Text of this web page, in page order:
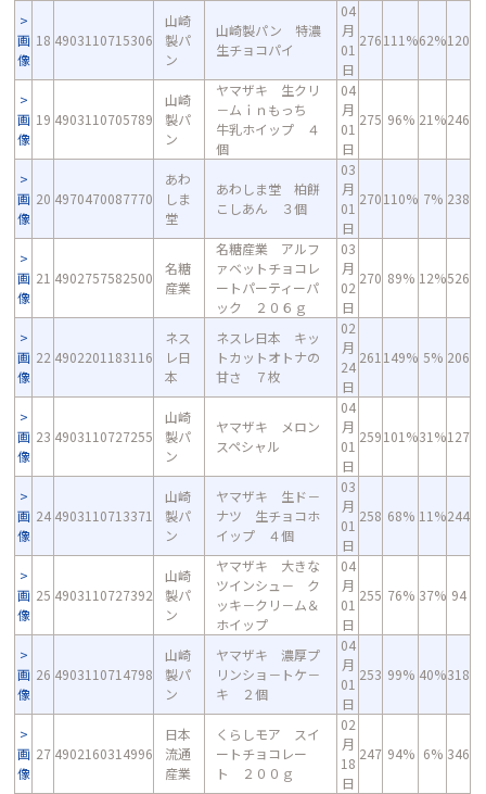
画
像
18 4903110715306
山崎
製パ
ン
山崎製パン 特濃
生チョコパイ
04
月
01
日
276111%62%120
画
像
19 4903110705789
山崎
製パ
ン
ヤマザキ 生クリ
－ムｉｎもっち
牛乳ホイップ ４
個
04
月
01
日
275 96% 21%246
画
像
20 4970470087770
あわ
しま
堂
あわしま堂 柏餅
こしあん ３個
03
月
01
日
270110% 7% 238
画
像
21 4902757582500
名糖
産業
名糖産業 アルフ
ァベットチョコレ
ートパーティーパ
ック ２０６ｇ
03
月
02
日
270 89% 12%526
画
像
22 4902201183116
ネス
レ日
本
ネスレ日本 キッ
トカットオトナの
甘さ ７枚
02
月
24
日
261 149% 5% 206
画
像
23 4903110727255
山崎
製パ
ン
ヤマザキ メロン
スペシャル
04
月
01
日
259101%31%127
画
像
24 4903110713371
山崎
製パ
ン
ヤマザキ 生ド－
ナツ 生チョコホ
イップ ４個
03
月
01
日
258 68% 11%244
画
像
25 4903110727392
山崎
製パ
ン
ヤマザキ 大きな
ツインシュ－ ク
ッキ－クリ－ム＆
ホイップ
04
月
01
日
255 76% 37% 94
画
像
26 4903110714798
山崎
製パ
ン
ヤマザキ 濃厚プ
リンショ－トケ－
キ ２個
04
月
01
日
253 99% 40%318
画
像
27 4902160314996
日本
流通
産業
くらしモア スイ
ートチョコレー
ト ２００ｇ
02
月
18
日
247 94% 6% 346